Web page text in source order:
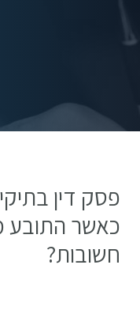
פסק דין
כאשר התובע
חשובות?